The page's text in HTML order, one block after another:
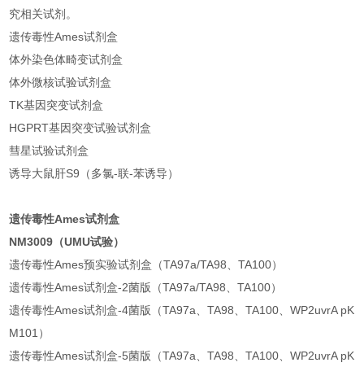
究相关试剂。
遗传毒性Ames试剂盒
体外染色体畸变试剂盒
体外微核试验试剂盒
TK基因突变试剂盒
HGPRT基因突变试验试剂盒
彗星试验试剂盒
诱导大鼠肝S9（多氯-联-苯诱导）
遗传毒性Ames试剂盒
NM3009（UMU试验）
遗传毒性Ames预实验试剂盒（TA97a/TA98、TA100）
遗传毒性Ames试剂盒-2菌版（TA97a/TA98、TA100）
遗传毒性Ames试剂盒-4菌版（TA97a、TA98、TA100、WP2uvrA pK
M101）
遗传毒性Ames试剂盒-5菌版（TA97a、TA98、TA100、WP2uvrA pK